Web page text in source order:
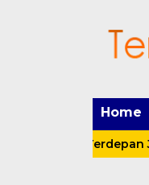
Home
Terdepan Jaga